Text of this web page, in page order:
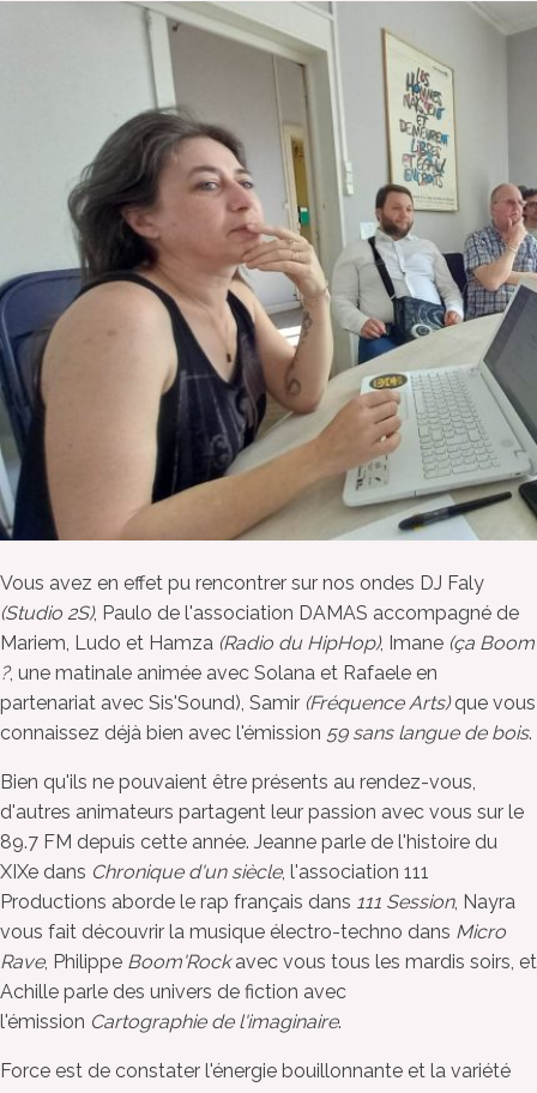
Vous avez en effet pu rencontrer sur nos ondes DJ Faly
(Studio 2S), Paulo de l'association DAMAS accompagné de
Mariem, Ludo et Hamza (Radio du HipHop), Imane (ça Boom
?, une matinale animée avec Solana et Rafaele en
partenariat avec Sis'Sound), Samir (Fréquence Arts)que vous
connaissez déjà bien avec l'émission 59 sans langue de bois.
Bien qu'ils ne pouvaient être présents au rendez-vous,
d'autres animateurs partagent leur passion avec vous sur le
89.7 FM depuis cette année. Jeanne parle de l'histoire du
XIXe dans Chronique d'un siècle, l'association 111
Productions aborde le rap français dans 111 Session, Nayra
vous fait découvrir la musique électro-techno dans Micro
Rave, Philippe Boom'Rockavec vous tous les mardis soirs, et
Achille parle des univers de fiction avec
l'émission Cartographie de l'imaginaire.
Force est de constater l'énergie bouillonnante et la variété